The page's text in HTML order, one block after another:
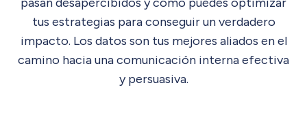
tus estrategias para conseguir un verdadero
impacto. Los datos son tus mejores aliados en el
camino hacia una comunicación interna efectiva
y persuasiva.